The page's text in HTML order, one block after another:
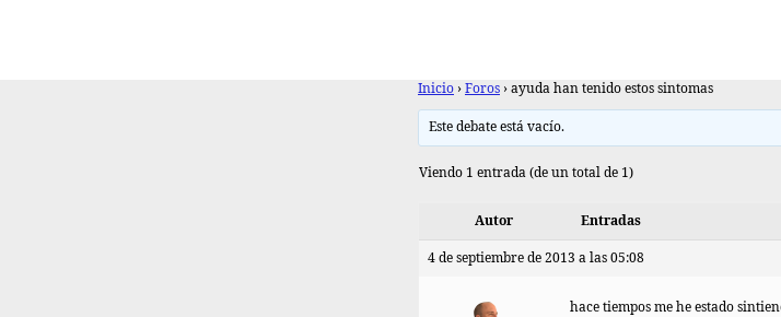
Inicio › Foros › ayuda han tenido estos sintomas
Este debate está vacío.
Viendo 1 entrada (de un total de 1)
Autor Entradas
4 de septiembre de 2013 a las 05:08
hace tiempos me he estado